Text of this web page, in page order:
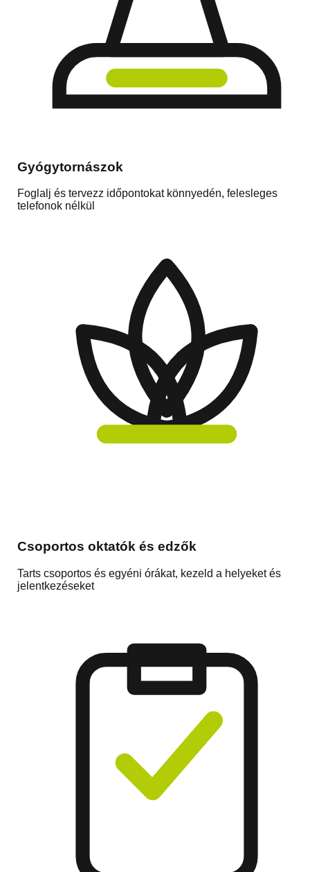
Gyógytornászok
Foglalj és tervezz időpontokat könnyedén, felesleges
telefonok nélkül
Csoportos oktatók és edzők
Tarts csoportos és egyéni órákat, kezeld a helyeket és
jelentkezéseket